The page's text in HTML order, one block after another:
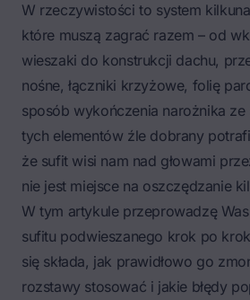
W rzeczywistości to system
które muszą zagrać razem – od
wieszaki do konstrukcji dachu,
nośne, łączniki krzyżowe, folię
sposób wykończenia narożnika ze
tych elementów źle dobrany
że sufit wisi nam nad głowami
nie jest miejsce na oszczędzanie
W tym artykule przeprowadzę
sufitu podwieszanego krok po
się składa, jak prawidłowo go
rozstawy stosować i jakie błędy